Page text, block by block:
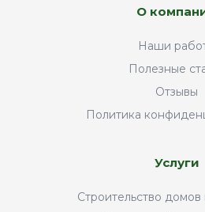
О
Наши
Полезные
Отзывы
Политика
Услуги
Строительство